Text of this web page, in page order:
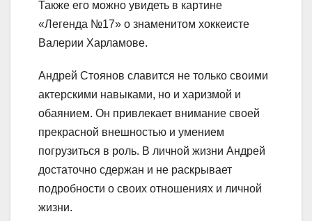
Также его можно увидеть в картине
«Легенда №17» о знаменитом хоккеисте
Валерии Харламове.
Андрей Стоянов славится не только своими
актерскими навыками, но и харизмой и
обаянием. Он привлекает внимание своей
прекрасной внешностью и умением
погрузиться в роль. В личной жизни Андрей
достаточно сдержан и не раскрывает
подробности о своих отношениях и личной
жизни.